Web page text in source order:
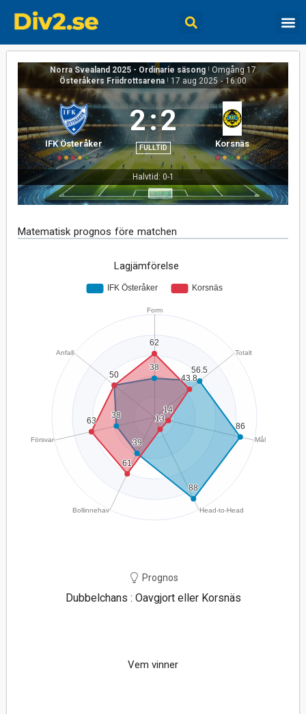
Norra Svealand 2025 - Ordinarie säsong | Omgång 17
Österåkers Friidrottsarena | 17 aug 2025 - 16:00
IFK Österåker
2:2
FULLTID Korsnäs
Halvtid: 0-1
Matematisk prognos före matchen
Lagjämförelse
Prognos
Dubbelchans : Oavgjort eller Korsnäs
Vem vinner